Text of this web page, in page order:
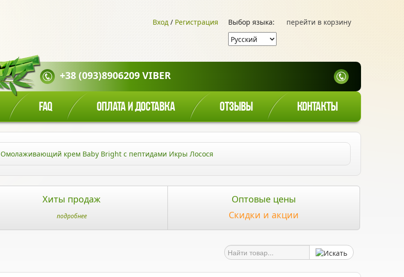
перейти в корзину
Выбор языка:
Вход / Регистрация
+38 (093)8906209 VIBER
FAQ ОПЛАТА И ДОСТАВКА ОТЗЫВЫ КОНТАКТЫ
Омолаживающий крем Baby Bright с пептидами Икры Лосося
Хиты продаж
подробнее
Оптовые цены
Скидки и акции